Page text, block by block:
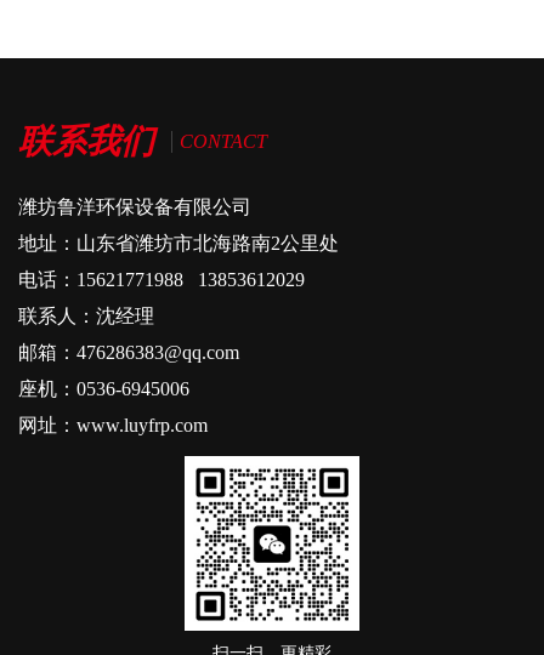
联系我们 CONTACT
潍坊鲁洋环保设备有限公司
地址：山东省潍坊市北海路南2公里处
电话：15621771988 13853612029
联系人：沈经理
邮箱：476286383@qq.com
座机：0536-6945006
网址：www.luyfrp.com